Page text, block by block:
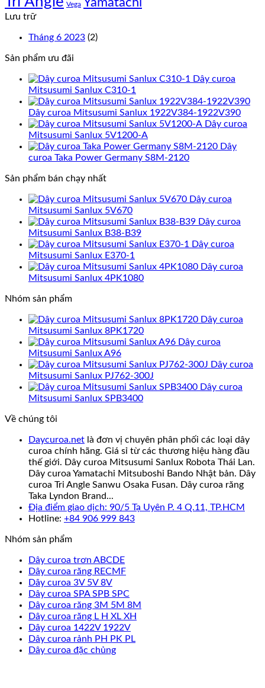
Vega
Lưu trữ
Tháng 6 2023 (2)
Sản phẩm ưu đãi
Dây curoa
Mitsusumi Sanlux C310-1
Dây curoa Mitsusumi Sanlux 1922V384-1922V390
Dây curoa
Mitsusumi Sanlux 5V1200-A
Dây
curoa Taka Power Germany S8M-2120
Sản phẩm bán chạy nhất
Dây curoa
Mitsusumi Sanlux 5V670
Dây curoa
Mitsusumi Sanlux B38-B39
Dây curoa
Mitsusumi Sanlux E370-1
Dây curoa
Mitsusumi Sanlux 4PK1080
Nhóm sản phẩm
Dây curoa
Mitsusumi Sanlux 8PK1720
Dây curoa
Mitsusumi Sanlux A96
Dây curoa
Mitsusumi Sanlux PJ762-300J
Dây curoa
Mitsusumi Sanlux SPB3400
Về chúng tôi
Daycuroa.net là đơn vị chuyên phân phối các loại dây
curoa chính hãng. Giá sỉ từ các thương hiệu hàng đầu
thế giới. Dây curoa Mitsusumi Sanlux Robota Thái Lan.
Dây curoa Yamatachi Mitsuboshi Bando Nhật bản. Dây
curoa Tri Angle Sanwu Osaka Fusan. Dây curoa răng
Taka Lyndon Brand...
Địa điểm giao dịch: 90/5 Tạ Uyên P. 4 Q.11, TP.HCM
Hotline: +84 906 999 843
Nhóm sản phẩm
Dây curoa trơn ABCDE
Dây curoa răng RECMF
Dây curoa 3V 5V 8V
Dây curoa SPA SPB SPC
Dây curoa răng 3M 5M 8M
Dây curoa răng L H XL XH
Dây curoa 1422V 1922V
Dây curoa rảnh PH PK PL
Dây curoa đặc chủng